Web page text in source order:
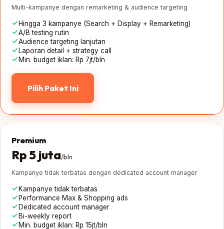
Multi-kampanye dengan remarketing & audience targeting
Hingga 3 kampanye (Search + Display + Remarketing)
A/B testing rutin
Audience targeting lanjutan
Laporan detail + strategy call
Min. budget iklan: Rp 7jt/bln
Pilih Paket Ini
Premium
Rp 5 juta/bln
Kampanye tidak terbatas dengan dedicated account manager
Kampanye tidak terbatas
Performance Max & Shopping ads
Dedicated account manager
Bi-weekly report
Min. budget iklan: Rp 15jt/bln